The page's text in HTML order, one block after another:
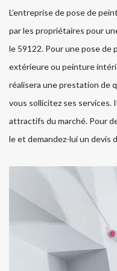
L’entreprise de pose de
par les propriétaires pour
le 59122. Pour une pose
extérieure ou peinture
réalisera une prestation de
vous sollicitez ses services.
attractifs du marché. Pour
le et demandez-lui un devis